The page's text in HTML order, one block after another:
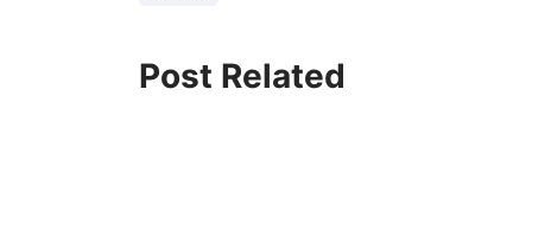
Post Related